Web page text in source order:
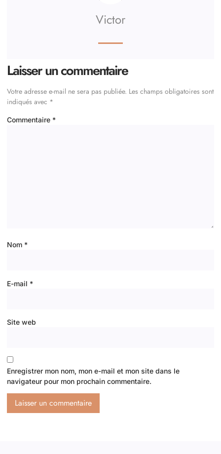
Victor
Laisser un commentaire
Votre adresse e-mail ne sera pas publiée. Les champs obligatoires sont
indiqués avec *
Commentaire *
Nom *
E-mail *
Site web
Enregistrer mon nom, mon e-mail et mon site dans le
navigateur pour mon prochain commentaire.